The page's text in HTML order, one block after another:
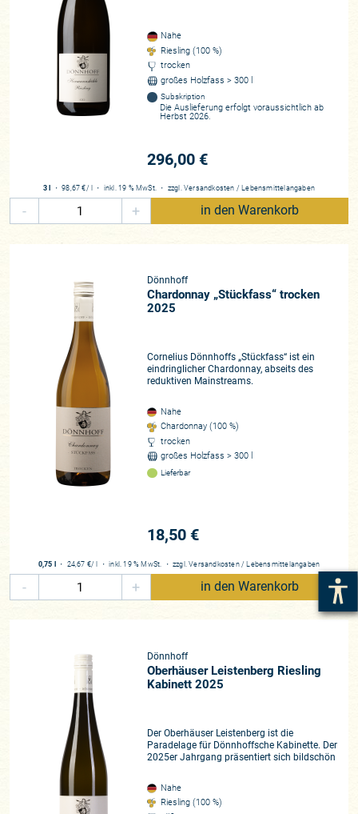
Nahe
Riesling (100 %)
trocken
großes Holzfass > 300 l
Subskription
Die Auslieferung erfolgt voraussichtlich ab
Herbst 2026.
296,00 €
3 l ・98,67 €/ l ・ inkl. 19 % MwSt. ・ zzgl. Versandkosten / Lebensmittelangaben
- + in den Warenkorb
Dönnhoff
Chardonnay „Stückfass“ trocken
2025
Cornelius Dönnhoffs „Stückfass“ ist ein
eindringlicher Chardonnay, abseits des
reduktiven Mainstreams.
Nahe
Chardonnay (100 %)
trocken
großes Holzfass > 300 l
Lieferbar
18,50 €
0,75 l ・ 24,67 €/ l ・inkl. 19 % MwSt. ・ zzgl.Versandkosten / Lebensmittelangaben
- + in den Warenkorb
Dönnhoff
Oberhäuser Leistenberg Riesling
Kabinett 2025
Der Oberhäuser Leistenberg ist die
Paradelage für Dönnhoffsche Kabinette. Der
2025er Jahrgang präsentiert sich bildschön
Nahe
Riesling (100 %)